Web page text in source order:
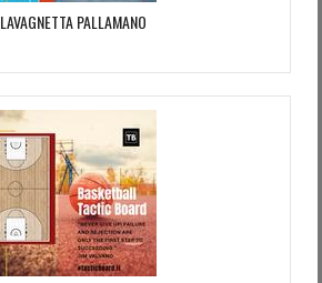
LAVAGNETTA PALLAMANO